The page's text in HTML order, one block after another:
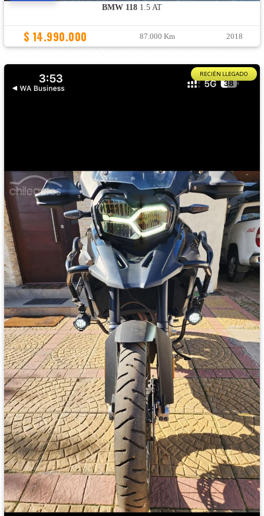
BMW 1181.5 AT
$ 14.990.000 87.000 Km 2018
RECIÉN LLEGADO